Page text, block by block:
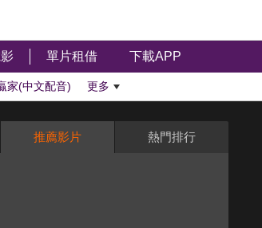
單片租借 下載APP
家(中文配音) 更多
推薦影片 熱門排行